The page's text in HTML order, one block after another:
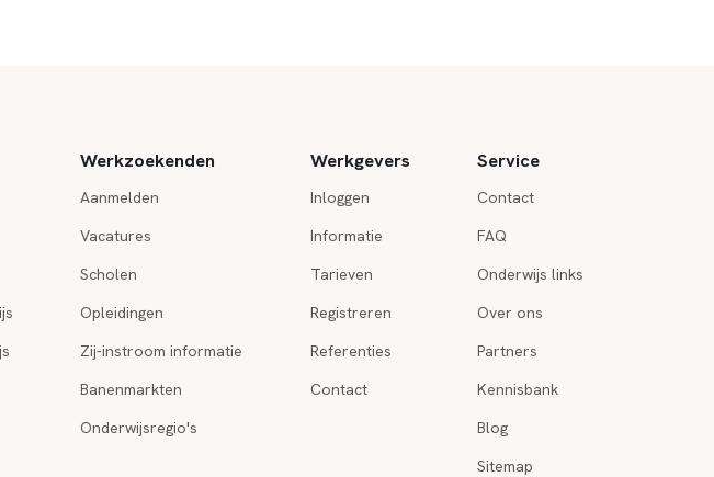
Werkzoekenden
Aanmelden
Vacatures
Scholen
Opleidingen
Zij-instroom informatie
Banenmarkten
Onderwijsregio's
Werkgevers
Inloggen
Informatie
Tarieven
Registreren
Referenties
Contact
Service
Contact
FAQ
Onderwijs links
Over ons
Partners
Kennisbank
Blog
Sitemap